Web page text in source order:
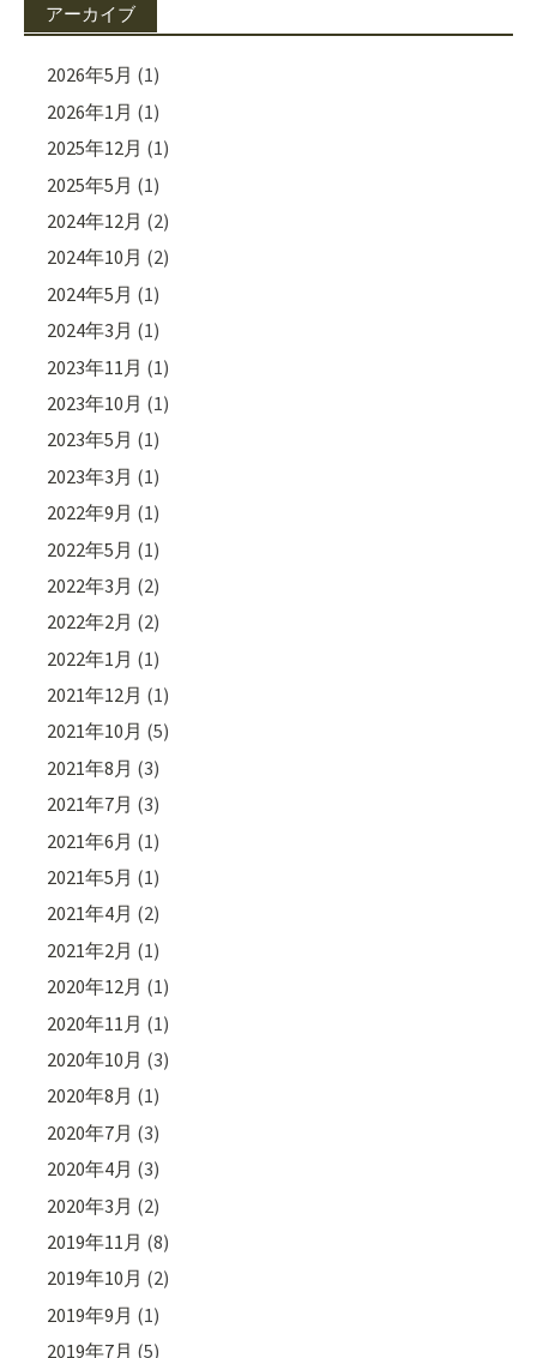
アーカイブ
2026年5月 (1)
2026年1月 (1)
2025年12月 (1)
2025年5月 (1)
2024年12月 (2)
2024年10月 (2)
2024年5月 (1)
2024年3月 (1)
2023年11月 (1)
2023年10月 (1)
2023年5月 (1)
2023年3月 (1)
2022年9月 (1)
2022年5月 (1)
2022年3月 (2)
2022年2月 (2)
2022年1月 (1)
2021年12月 (1)
2021年10月 (5)
2021年8月 (3)
2021年7月 (3)
2021年6月 (1)
2021年5月 (1)
2021年4月 (2)
2021年2月 (1)
2020年12月 (1)
2020年11月 (1)
2020年10月 (3)
2020年8月 (1)
2020年7月 (3)
2020年4月 (3)
2020年3月 (2)
2019年11月 (8)
2019年10月 (2)
2019年9月 (1)
2019年7月 (5)